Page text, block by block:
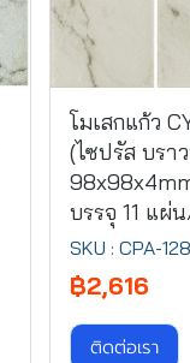
โมเสกแก้ว
(ไซปรัส บรา
บรรจุ 11 แผ่
SKU : CPA-
฿2,616
ติดต่อเรา